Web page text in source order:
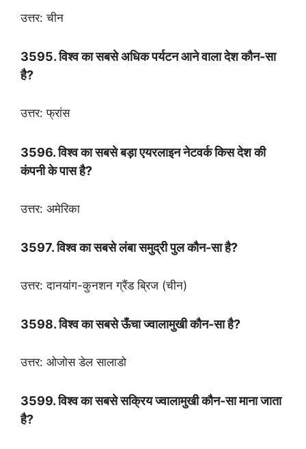
उत्तर: चीन
3595. विश्व का सबसे अधिक पर्यटन आने वाला देश कौन-सा
है?
उत्तर: फ्रांस
3596. विश्व का सबसे बड़ा एयरलाइन नेटवर्क किस देश की
कंपनी के पास है?
उत्तर: अमेरिका
3597. विश्व का सबसे लंबा समुद्री पुल कौन-सा है?
उत्तर: दानयांग-कुनशन ग्रैंड ब्रिज (चीन)
3598. विश्व का सबसे ऊँचा ज्वालामुखी कौन-सा है?
उत्तर: ओजोस डेल सालाडो
3599. विश्व का सबसे सक्रिय ज्वालामुखी कौन-सा माना जाता
है?